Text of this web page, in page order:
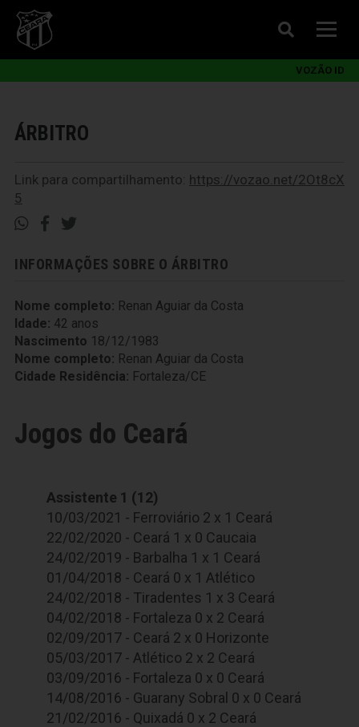
VOZÃO ID
ÁRBITRO
Link para compartilhamento: https://vozao.net/2Ot8cX
5
INFORMAÇÕES SOBRE O ÁRBITRO
Nome completo: Renan Aguiar da Costa
Idade: 42 anos
Nascimento 18/12/1983
Nome completo: Renan Aguiar da Costa
Cidade Residência: Fortaleza/CE
Jogos do Ceará
Assistente 1 (12)
10/03/2021 - Ferroviário 2 x 1 Ceará
22/02/2020 - Ceará 1 x 0 Caucaia
24/02/2019 - Barbalha 1 x 1 Ceará
01/04/2018 - Ceará 0 x 1 Atlético
24/02/2018 - Tiradentes 1 x 3 Ceará
04/02/2018 - Fortaleza 0 x 2 Ceará
02/09/2017 - Ceará 2 x 0 Horizonte
05/03/2017 - Atlético 2 x 2 Ceará
03/09/2016 - Fortaleza 0 x 0 Ceará
14/08/2016 - Guarany Sobral 0 x 0 Ceará
21/02/2016 - Quixadá 0 x 2 Ceará